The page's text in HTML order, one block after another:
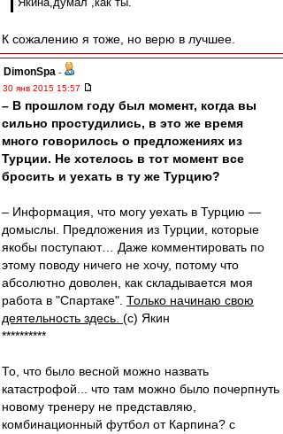
К сожалению я тоже, но верю в лучшее.
DimonSpa -
30 янв 2015 15:57
– В прошлом году был момент, когда вы
сильно простудились, в это же время
много говорилось о предложениях из
Турции. Не хотелось в тот момент все
бросить и уехать в ту же Турцию?
– Информация, что могу уехать в Турцию —
домыслы. Предложения из Турции, которые
якобы поступают… Даже комментировать по
этому поводу ничего не хочу, потому что
абсолютно доволен, как складывается моя
работа в "Спартаке". Только начинаю свою
деятельность здесь. (с) Якин
**********
То, что было весной можно назвать
катастрофой... что там можно было почерпнуть
новому тренеру не представляю,
комбинационный футбол от Карпина? с